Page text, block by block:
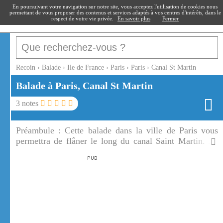
recoin.fr
Recoin › Balade › Ile de France › Paris › Paris › Canal St Martin
Balade à Paris, Canal St Martin
3 notes
Préambule :Cette balade dans la ville de Paris vous
permettra de flâner le long du canal Saint Martin. Le
ses ponts, ses passerelles et ses écluses.
En poursuivant votre navigation sur notre site, vous acceptez l'utilisation de cookies nous
permettant de vous proposer des contenus et services adaptés à vos centres d'intérêts, dans le
respect de votre vie privée.
En savoir plus Fermer